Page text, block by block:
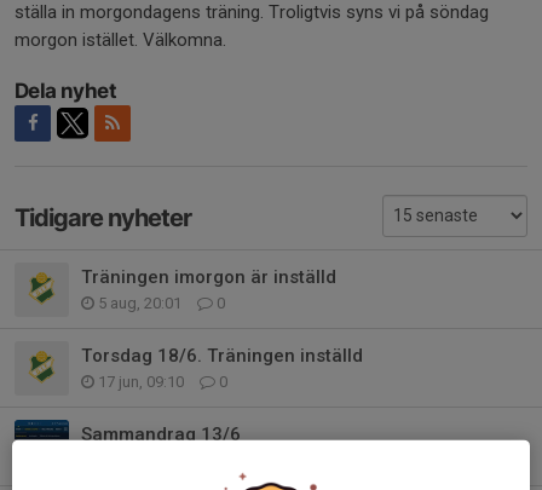
ställa in morgondagens träning. Troligtvis syns vi på söndag
morgon istället. Välkomna.
Dela nyhet
Tidigare nyheter
Träningen imorgon är inställd
5 aug, 20:01 0
Torsdag 18/6. Träningen inställd
17 jun, 09:10 0
Sammandrag 13/6